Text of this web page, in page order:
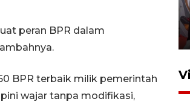
peran BPR dalam
BPR terbaik milik pemerintah
wajar tanpa modifikasi,
2026 21:36